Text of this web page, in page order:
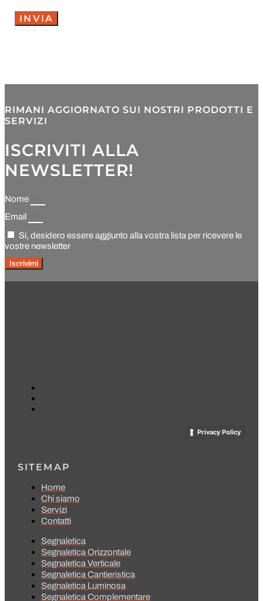
INVIA
RIMANI AGGIORNATO SUI NOSTRI PRODOTTI E
SERVIZI
ISCRIVITI ALLA
NEWSLETTER!
Nome
Email
Si, desidero essere aggiunto alla vostra lista per ricevere le
vostre newsletter
Iscrivimi
Privacy Policy
SITEMAP
Home
Chi siamo
Servizi
Contatti
Segnaletica
Segnaletica Orizzontale
Segnaletica Verticale
Segnaletica Cantieristica
Segnaletica Luminosa
Segnaletica Complementare